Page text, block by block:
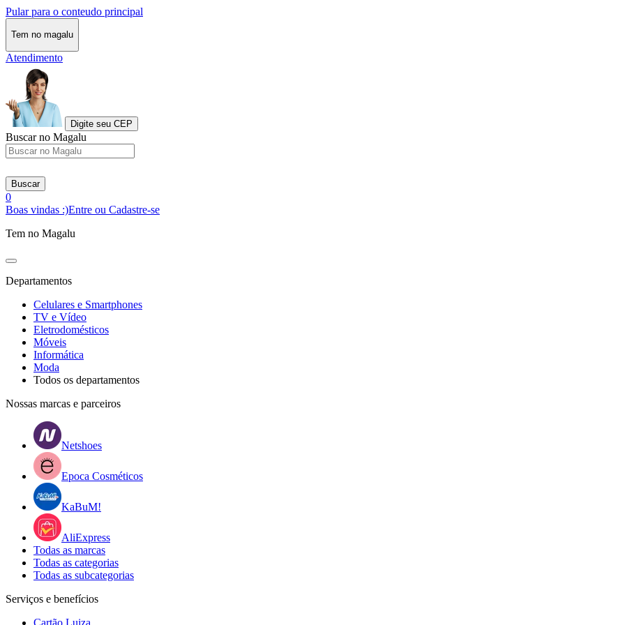
Pular para o conteudo principal
Tem no magalu
Atendimento
Digite seu CEP
Buscar no Magalu
Buscar
0
Boas vindas :)Entre ou Cadastre-se
Tem no Magalu
Departamentos
Celulares e Smartphones
TV e Vídeo
Eletrodomésticos
Móveis
Informática
Moda
Todos os departamentos
Nossas marcas e parceiros
Netshoes
Epoca Cosméticos
KaBuM!
AliExpress
Todas as marcas
Todas as categorias
Todas as subcategorias
Serviços e benefícios
Cartão Luiza